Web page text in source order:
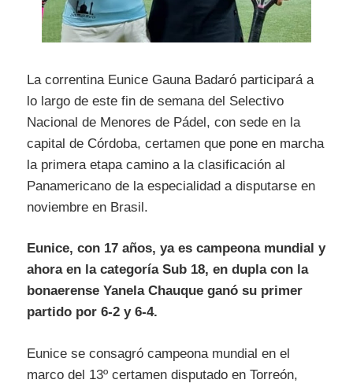
La correntina Eunice Gauna Badaró participará a
lo largo de este fin de semana del Selectivo
Nacional de Menores de Pádel, con sede en la
capital de Córdoba, certamen que pone en marcha
la primera etapa camino a la clasificación al
Panamericano de la especialidad a disputarse en
noviembre en Brasil.
Eunice, con 17 años, ya es campeona mundial y
ahora en la categoría Sub 18, en dupla con la
bonaerense Yanela Chauque ganó su primer
partido por 6-2 y 6-4.
Eunice se consagró campeona mundial en el
marco del 13º certamen disputado en Torreón,